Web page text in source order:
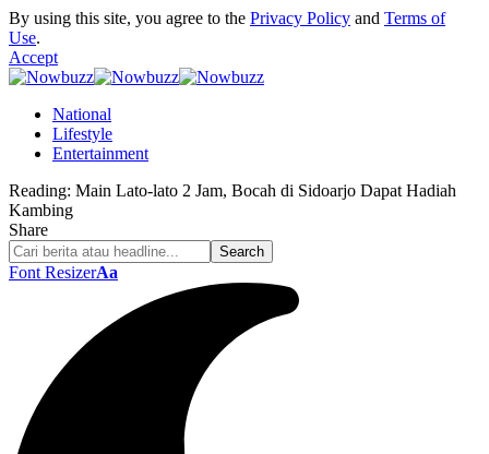
By using this site, you agree to the Privacy Policy and Terms of
Use.
Accept
National
Lifestyle
Entertainment
Reading: Main Lato-lato 2 Jam, Bocah di Sidoarjo Dapat Hadiah
Kambing
Share
Font ResizerAa